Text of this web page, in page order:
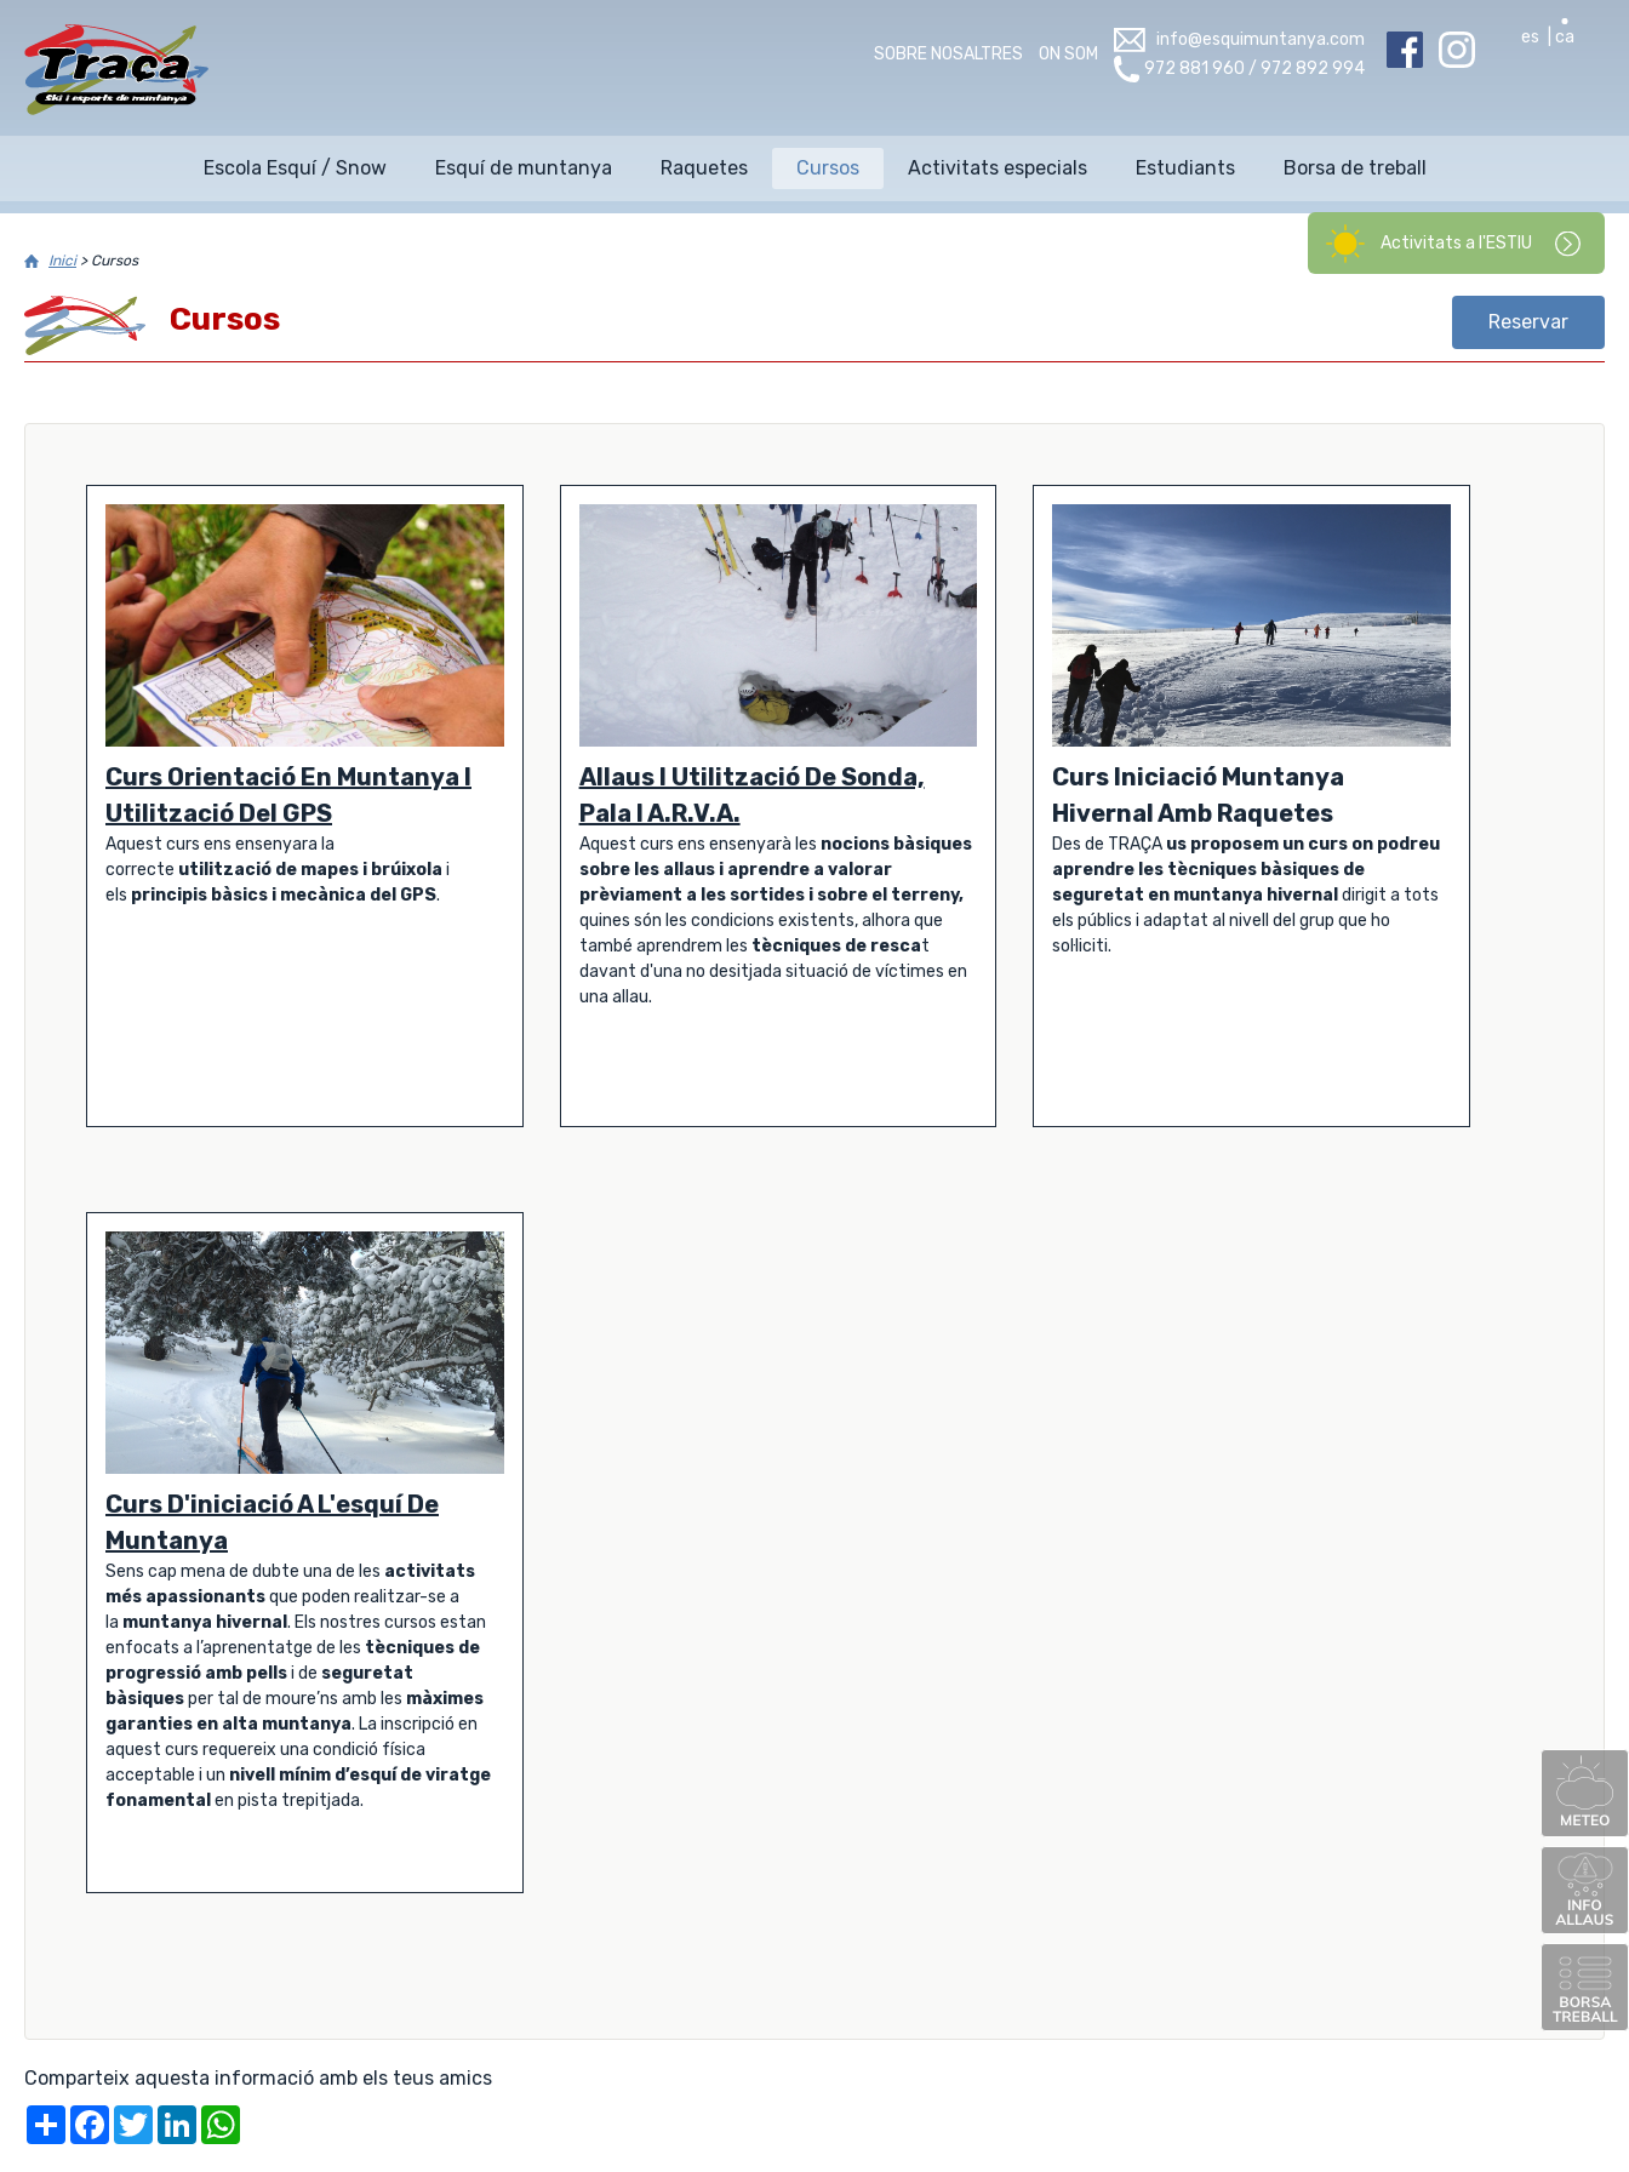
Activitats a l'ESTIU
SOBRE NOSALTRES ON SOM
info@esquimuntanya.com
972 881 960 / 972 892 994
es ca
Escola Esquí / Snow Esquí de muntanya Raquetes Cursos Activitats especials Estudiants Borsa de treball
Inici> Cursos
Reservar
Cursos
Curs Orientació En Muntanya I
Utilització Del GPS
Aquest curs ens ensenyara la
correcte utilització de mapes i brúixola i
els principis bàsics i mecànica del GPS.
Allaus I Utilització De Sonda,
Pala I A.R.V.A.
Aquest curs ens ensenyarà les nocions bàsiques
sobre les allaus i aprendre a valorar
prèviament a les sortides i sobre el terreny,
quines són les condicions existents, alhora que
també aprendrem les tècniques de rescat
davant d'una no desitjada situació de víctimes en
una allau.
Curs Iniciació Muntanya
Hivernal Amb Raquetes
Des de TRAÇA us proposem un curs on podreu
aprendre les tècniques bàsiques de
seguretat en muntanya hivernal dirigit a tots
els públics i adaptat al nivell del grup que ho
sol·liciti.
Curs D'iniciació A L'esquí De
Muntanya
Sens cap mena de dubte una de les activitats
més apassionantsque poden realitzar-se a
la muntanya hivernal . Els nostres cursos estan
enfocats a l’aprenentatge de les tècniques de
progressió amb pellsi de seguretat
bàsiquesper tal de moure’ns amb les màximes
garanties en alta muntanya. La inscripció en
aquest curs requereix una condició física
acceptable i un nivell mínim d’esquí de viratge
fonamental en pista trepitjada.
Comparteix aquesta informació amb els teus amics
ShareFacebook
TwitterLinkedIn